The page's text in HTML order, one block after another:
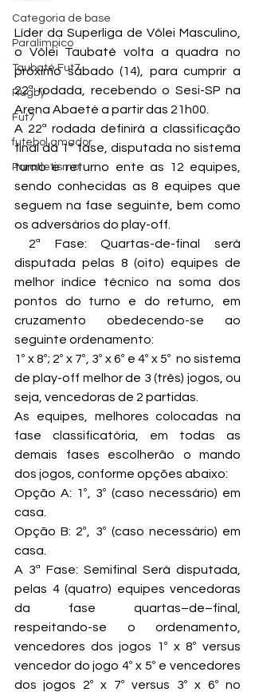
Categoria de base
Paralímpico
Taubaté Fut7
Rugby
Fut7
futebol amador
Paratletismo
Líder da Superliga de Vôlei Masculino,
o Vôlei Taubaté volta a quadra no
próximo sábado (14), para cumprir a
22ª rodada, recebendo o Sesi-SP na
Arena Abaeté a partir das 21h00.
A 22ª rodada definirá a classificação
final da 1ª fase, disputada no sistema
turno e returno ente as 12 equipes,
sendo conhecidas as 8 equipes que
seguem na fase seguinte, bem como
os adversários do play-off.
2ª Fase: Quartas-de-final será
disputada pelas 8 (oito) equipes de
melhor índice técnico na soma dos
pontos do turno e do returno, em
cruzamento obedecendo-se ao
seguinte ordenamento:
1º x 8º; 2º x 7º, 3º x 6º e 4º x 5º  no sistema
de play-off melhor de 3 (três) jogos, ou
seja, vencedoras de 2 partidas.
As equipes, melhores colocadas na
fase classificatória, em todas as
demais fases escolherão o mando
dos jogos, conforme opções abaixo:
Opção A: 1º, 3º (caso necessário) em
casa.
Opção B: 2º, 3º (caso necessário) em
casa.
A 3ª Fase: Semifinal Será disputada,
pelas 4 (quatro) equipes vencedoras
da fase quartas–de–final,
respeitando-se o ordenamento,
vencedores dos jogos 1º x 8º versus
vencedor do jogo 4º x 5º e vencedores
dos jogos 2º x 7º versus 3º x 6º no